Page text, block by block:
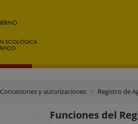
Concesiones y autorizaciones Registro de
Funciones del